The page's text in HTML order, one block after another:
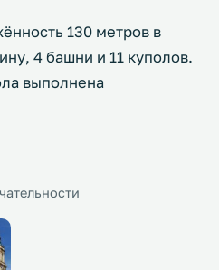
130 метров в
4 башни и 11 куполов.
выполнена